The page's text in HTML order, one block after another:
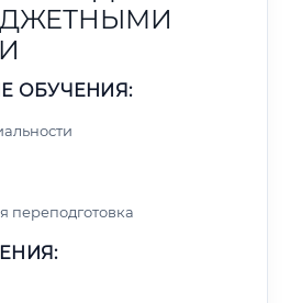
ОБУЧЕНИЯ:
переподготовка